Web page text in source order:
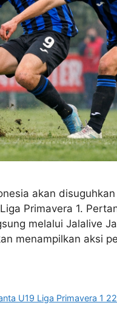
akan
Primavera 1.
melalui Jalalive
menampilkan aksi
U19 Liga Primavera 1